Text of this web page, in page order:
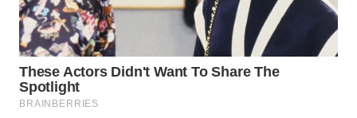
WN
SUKABUMI
WN
PURWAKARTA